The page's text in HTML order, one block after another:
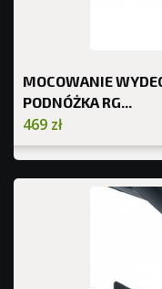
MOCOWANIE
PODNÓŻKA RG...
469 zł